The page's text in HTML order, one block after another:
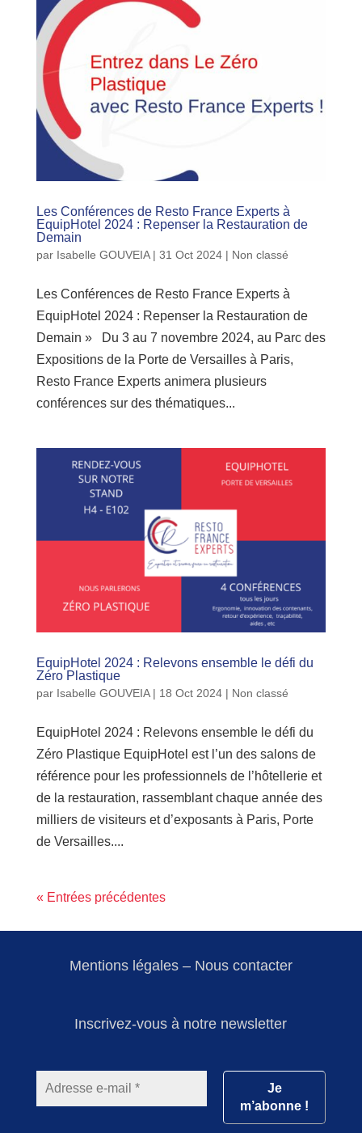
Les Conférences de Resto France Experts à
EquipHotel 2024 : Repenser la Restauration de
Demain
par Isabelle GOUVEIA| 31 Oct 2024| Non classé
Les Conférences de Resto France Experts à
EquipHotel 2024 : Repenser la Restauration de
Demain » Du 3 au 7 novembre 2024, au Parc des
Expositions de la Porte de Versailles à Paris,
Resto France Experts animera plusieurs
conférences sur des thématiques...
EquipHotel 2024 : Relevons ensemble le défi du
Zéro Plastique
par Isabelle GOUVEIA| 18 Oct 2024| Non classé
EquipHotel 2024 : Relevons ensemble le défi du
Zéro Plastique EquipHotel est l’un des salons de
référence pour les professionnels de l’hôtellerie et
de la restauration, rassemblant chaque année des
milliers de visiteurs et d’exposants à Paris, Porte
de Versailles....
« Entrées précédentes
Mentions légales– Nous contacter
Inscrivez-vous à notre newsletter